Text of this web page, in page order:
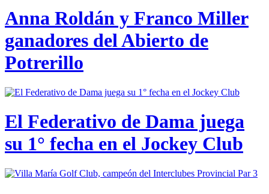
Anna Roldán y Franco Miller
ganadores del Abierto de
Potrerillo
El Federativo de Dama juega
su 1° fecha en el Jockey Club